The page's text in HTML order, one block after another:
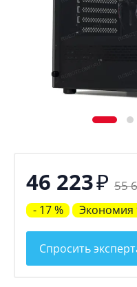
46 223₽ 55
- 17 % Экономия
Спросить